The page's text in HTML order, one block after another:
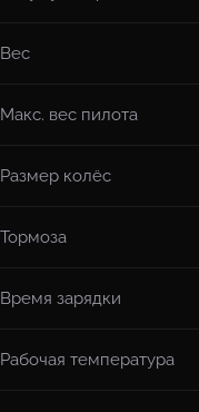
Вес
Макс. вес пилота
Размер колёс
Тормоза
Время зарядки
Рабочая температура